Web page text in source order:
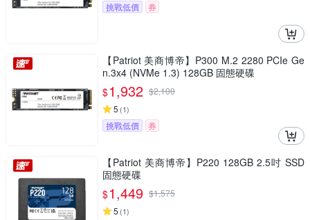
挑戰低價
券
【Patriot 美商博帝】P300 M.2 2280 PCIe Ge
n.3x4 (NVMe 1.3) 128GB 固態硬碟
$1,932 $2,100
5 (1)
挑戰低價 券
【Patriot 美商博帝】P220 128GB 2.5吋 SSD
固態硬碟
$1,449 $1,575
5 (1)